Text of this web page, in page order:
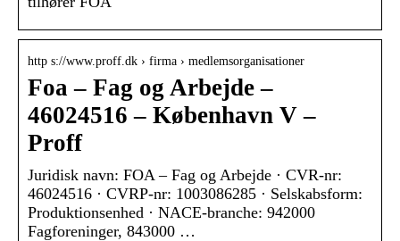
http s://www.proff.dk › firma › medlemsorganisationer
Foa – Fag og Arbejde –
46024516 – København V –
Proff
Juridisk navn: FOA – Fag og Arbejde · CVR-nr:
46024516 · CVRP-nr: 1003086285 · Selskabsform:
Produktionsenhed · NACE-branche: 942000
Fagforeninger, 843000 …